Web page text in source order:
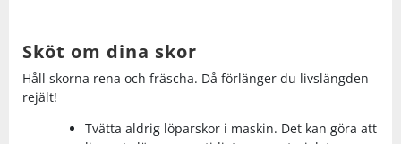
Sköt om dina skor
Håll skorna rena och fräscha. Då förlänger du livslängden
rejält!
Tvätta aldrig löparskor i maskin. Det kan göra att